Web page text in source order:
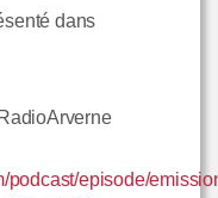
dans
podcast/episode/